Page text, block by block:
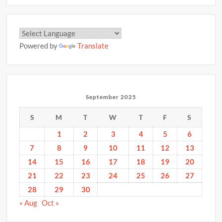
Powered by Translate
September 2025
S M T W T F S
1 2 3 4 5
6
7
8 9 10 11 12
13
14
15 16 17 18 19
20
21
22 23 24 25 26
27
28
29
30
« Aug Oct »